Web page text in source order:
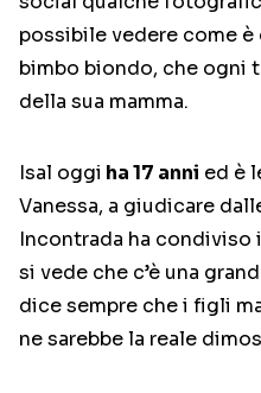
possibile vedere come
bimbo biondo, che ogni
della sua mamma.
Isal oggi ha 17 anni ed è
Vanessa, a giudicare
Incontrada ha condiviso
si vede che c’è una
dice sempre che i figli
ne sarebbe la reale